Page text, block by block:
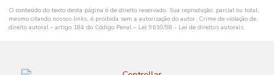
RESIDENCIAL
SANTA
CATARINA
O conteúdo do texto desta página é de direito reservado. Sua reprodução, parcial ou total,
mesmo citando nossos links, é proibida sem a autorização do autor. Crime de violação de
direito autoral – artigo 184 do Código Penal – Lei 9610/98 - Lei de direitos autorais.